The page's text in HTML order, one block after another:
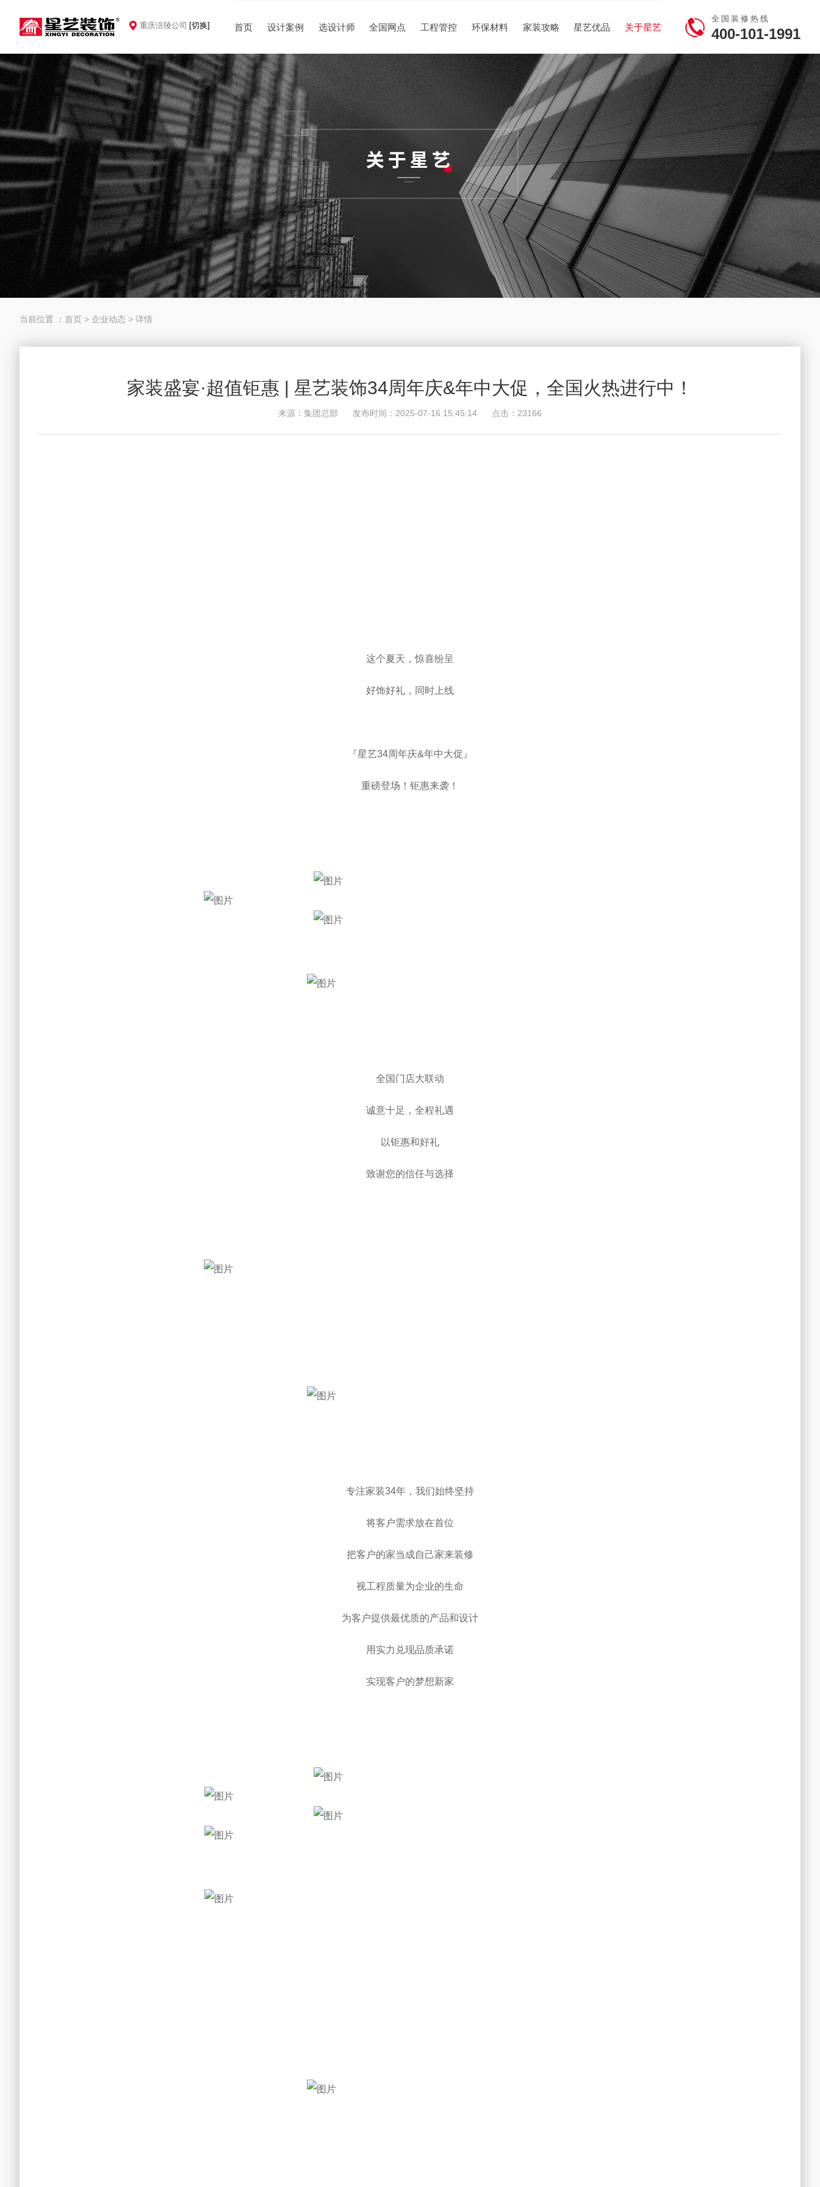
重庆涪陵公司 [切换] 首页 设计案例 选设计师 全国网点 工程管控 环保材料 家装攻略 星艺优品 关于星艺
全国装修热线
400-101-1991
当前位置 ： 首页 > 企业动态 > 详情
家装盛宴·超值钜惠 | 星艺装饰34周年庆&年中大促，全国火热进行中！
来源：集团总部 发布时间：2025-07-16 15:45:14 点击：23166
这个夏天，惊喜纷呈
好饰好礼，同时上线
『星艺34周年庆&年中大促』
重磅登场！钜惠来袭！
全国门店大联动
诚意十足，全程礼遇
以钜惠和好礼
致谢您的信任与选择
专注家装34年，我们始终坚持
将客户需求放在首位
把客户的家当成自己家来装修
视工程质量为企业的生命
为客户提供最优质的产品和设计
用实力兑现品质承诺
实现客户的梦想新家